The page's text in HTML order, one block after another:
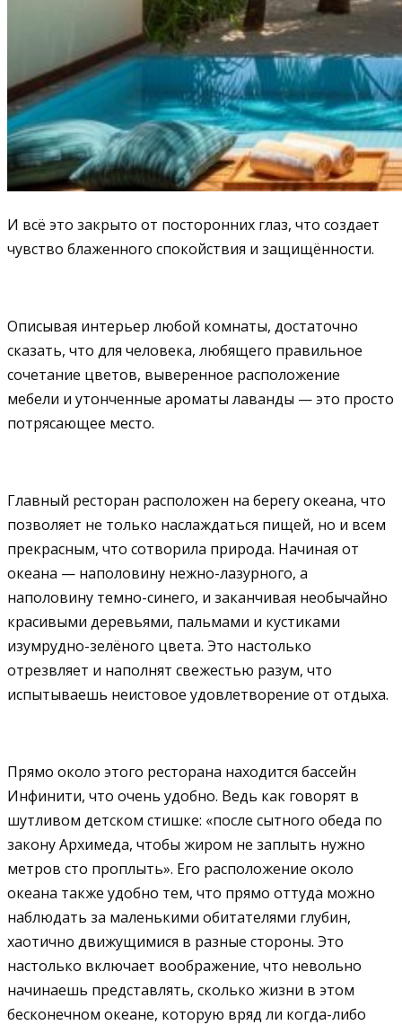
И всё это закрыто от посторонних глаз, что создает
чувство блаженного спокойствия и защищённости.
Описывая интерьер любой комнаты, достаточно
сказать, что для человека, любящего правильное
сочетание цветов, выверенное расположение
мебели и утонченные ароматы лаванды — это просто
потрясающее место.
Главный ресторан расположен на берегу океана, что
позволяет не только наслаждаться пищей, но и всем
прекрасным, что сотворила природа. Начиная от
океана — наполовину нежно-лазурного, а
наполовину темно-синего, и заканчивая необычайно
красивыми деревьями, пальмами и кустиками
изумрудно-зелёного цвета. Это настолько
отрезвляет и наполнят свежестью разум, что
испытываешь неистовое удовлетворение от отдыха.
Прямо около этого ресторана находится бассейн
Инфинити, что очень удобно. Ведь как говорят в
шутливом детском стишке: «после сытного обеда по
закону Архимеда, чтобы жиром не заплыть нужно
метров сто проплыть». Его расположение около
океана также удобно тем, что прямо оттуда можно
наблюдать за маленькими обитателями глубин,
хаотично движущимися в разные стороны. Это
настолько включает воображение, что невольно
начинаешь представлять, сколько жизни в этом
бесконечном океане, которую вряд ли когда-либо